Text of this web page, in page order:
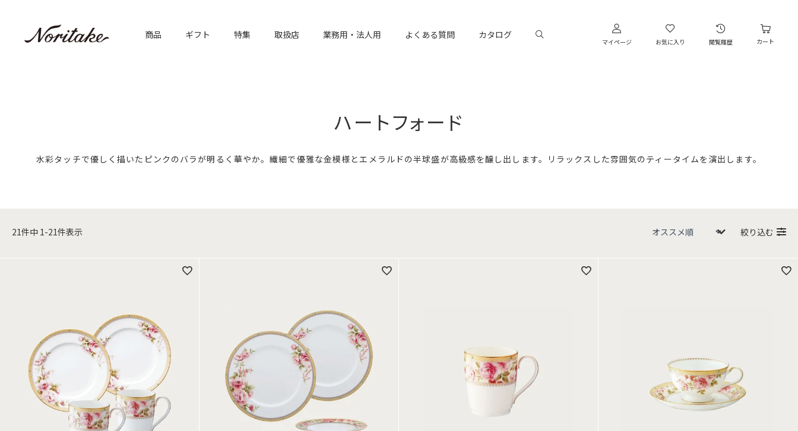
商品 ギフト 特集 取扱店 業務用・法人用 よくある質問 カタログ
マイページ お気に入り 閲覧履歴 カート
ハートフォード
水彩タッチで優しく描いたピンクのバラが明るく華やか。繊細で優雅な金模様とエメラルドの半球盛が高級感を醸し出します。リラックスした雰囲気のティータイムを演出します。
21件中 1-21件表示 絞り込む